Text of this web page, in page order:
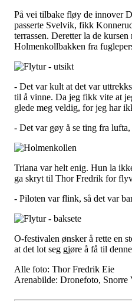
På vei tilbake fløy de innover
passerte Svelvik, fikk
terrassen. Deretter la de
Holmenkollbakken fra
- Det var kult at det var
til å vinne. Da jeg fikk vite at
glede meg veldig, for jeg har
- Det var gøy å se ting fra lufta,
Triana var helt enig. Hun la
ga skryt til Thor Fredrik for
- Piloten var flink, så det var
O-festivalen ønsker å rette en
at det lot seg gjøre å få til
Alle foto: Thor Fredrik Eie
Arenabilde: Dronefoto, Snorre